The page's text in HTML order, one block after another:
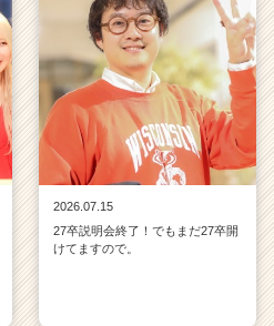
2026.07.15
27卒説明会終了！でもまだ27卒開
けてますので。